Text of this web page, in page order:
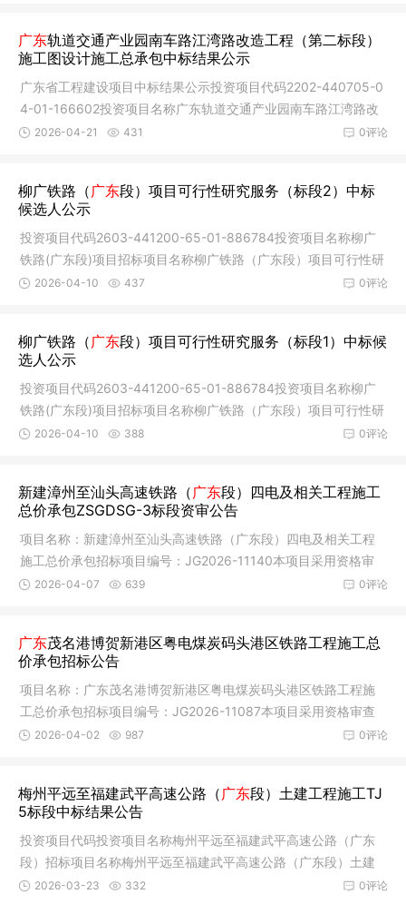
广东轨道交通产业园南车路江湾路改造工程（第二标段）
施工图设计施工总承包中标结果公示
广东省工程建设项目中标结果公示投资项目代码2202-440705-0
4-01-166602投资项目名称广东轨道交通产业园南车路江湾路改
造工程项目
0评论
2026-04-21 431
柳广铁路（广东段）项目可行性研究服务（标段2）中标
候选人公示
投资项目代码2603-441200-65-01-886784投资项目名称柳广
铁路(广东段)项目招标项目名称柳广铁路（广东段）项目可行性研
究服务标段
0评论
2026-04-10 437
柳广铁路（广东段）项目可行性研究服务（标段1）中标候
选人公示
投资项目代码2603-441200-65-01-886784投资项目名称柳广
铁路(广东段)项目招标项目名称柳广铁路（广东段）项目可行性研
究服务标段
0评论
2026-04-10 388
新建漳州至汕头高速铁路（广东段）四电及相关工程施工
总价承包ZSGDSG-3标段资审公告
项目名称：新建漳州至汕头高速铁路（广东段）四电及相关工程
施工总价承包招标项目编号：JG2026-11140本项目采用资格审
查方式：资
0评论
2026-04-07 639
广东茂名港博贺新港区粤电煤炭码头港区铁路工程施工总
价承包招标公告
项目名称：广东茂名港博贺新港区粤电煤炭码头港区铁路工程施
工总价承包招标项目编号：JG2026-11087本项目采用资格审查
方式：资格
0评论
2026-04-02 987
梅州平远至福建武平高速公路（广东段）土建工程施工TJ
5标段中标结果公告
投资项目代码投资项目名称梅州平远至福建武平高速公路（广东
段）招标项目名称梅州平远至福建武平高速公路（广东段）土建
工程施工
0评论
2026-03-23 332